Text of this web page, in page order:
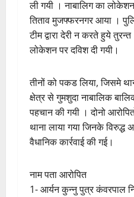
ली गयी । नाबालिग का लोकेशन
तिताव मुजफ्फरनगर आया ।
टीम द्वारा देरी न करते हुये तुरन्त
लोकेशन पर दविश दी गयी।
तीनों को पकड लिया, जिसमे
क्षेत्र से गुमशुदा नाबालिक
पहचान की गयी । दोनो
थाना लाया गया जिनके विरुद्ध
वैधानिक कार्रवाई की गई।
नाम पता आरोपित
1- आर्यन कुन्नु पुत्र कंवरपाल